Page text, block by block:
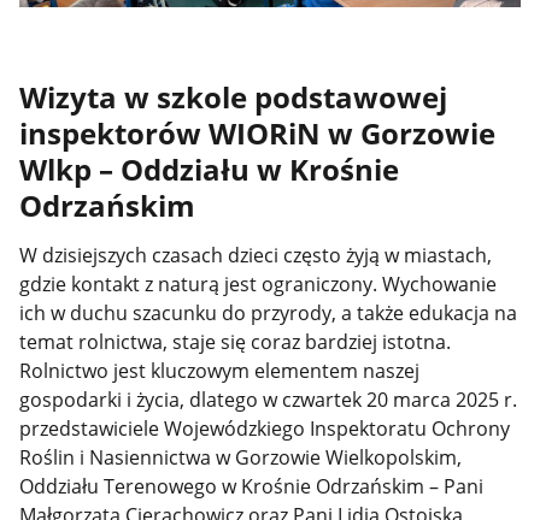
Wizyta w szkole podstawowej
inspektorów WIORiN w Gorzowie
Wlkp – Oddziału w Krośnie
Odrzańskim
W dzisiejszych czasach dzieci często żyją w miastach,
gdzie kontakt z naturą jest ograniczony. Wychowanie
ich w duchu szacunku do przyrody, a także edukacja na
temat rolnictwa, staje się coraz bardziej istotna.
Rolnictwo jest kluczowym elementem naszej
gospodarki i życia, dlatego w czwartek 20 marca 2025 r.
przedstawiciele Wojewódzkiego Inspektoratu Ochrony
Roślin i Nasiennictwa w Gorzowie Wielkopolskim,
Oddziału Terenowego w Krośnie Odrzańskim – Pani